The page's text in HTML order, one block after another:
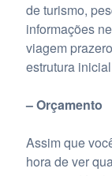
de turismo,
informações
viagem
estrutura
– Orçamento
Assim que
hora de ver